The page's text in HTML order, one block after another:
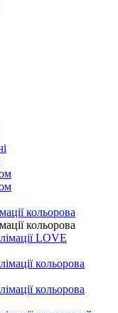
кольорова
кольорова
LOVE
кольорова
кольорова